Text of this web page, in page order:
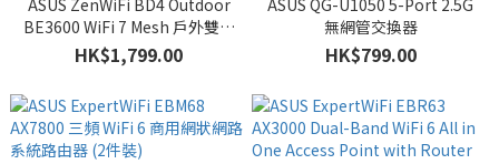
ASUS ZenWiFi BD4 Outdoor
BE3600 WiFi 7 Mesh 戶外雙頻
網狀系統路由器
HK$1,799.00
ASUS QG-U1050 5-Port 2.5G
無網管交換器
HK$799.00